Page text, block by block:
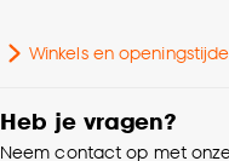
accepteren door op
kan aanpassen,
cookieverklaring.
Garantietermijn
Winkels en
Heb je vragen?
Neem contact op met